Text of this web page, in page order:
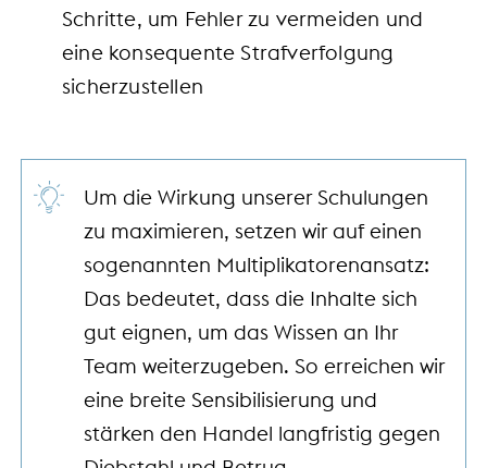
Schritte, um Fehler zu vermeiden und
eine konsequente Strafverfolgung
sicherzustellen
Um die Wirkung unserer Schulungen
zu maximieren, setzen wir auf einen
sogenannten Multiplikatorenansatz:
Das bedeutet, dass die Inhalte sich
gut eignen, um das Wissen an Ihr
Team weiterzugeben. So erreichen wir
eine breite Sensibilisierung und
stärken den Handel langfristig gegen